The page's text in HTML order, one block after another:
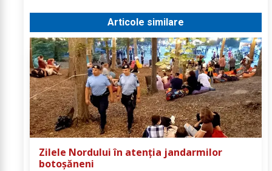
Articole similare
Zilele Nordului în atenția jandarmilor
botoșăneni